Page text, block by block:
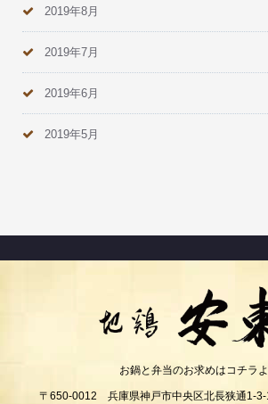
2019年8月
2019年7月
2019年6月
2019年5月
お鍋と弁当のお求めはコチラ
〒650-0012 兵庫県神戸市中央区北長狭通1-3-